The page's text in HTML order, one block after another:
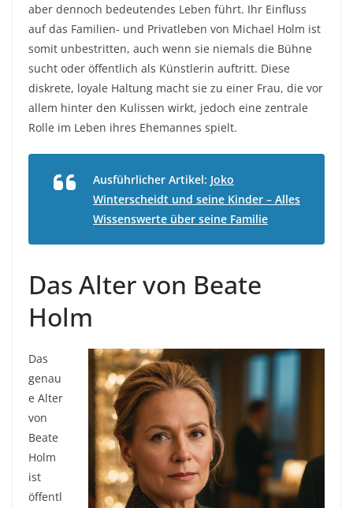
aber dennoch bedeutendes Leben führt. Ihr Einfluss
auf das Familien- und Privatleben von Michael Holm ist
somit unbestritten, auch wenn sie niemals die Bühne
sucht oder öffentlich als Künstlerin auftritt. Diese
diskrete, loyale Haltung macht sie zu einer Frau, die vor
allem hinter den Kulissen wirkt, jedoch eine zentrale
Rolle im Leben ihres Ehemannes spielt.
Ausführlicher Artikel: Joko
Winterscheidt und seine Kinder – Alles
Wissenswerte über seine Familie
Das Alter von Beate
Holm
Das
genau
e Alter
von
Beate
Holm
ist
öffentl